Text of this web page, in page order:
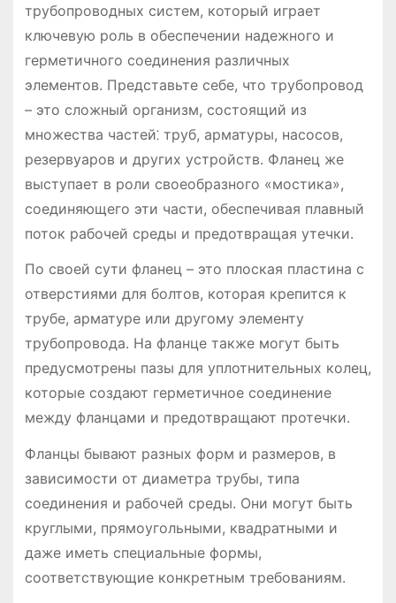
трубопроводных систем, который играет
ключевую роль в обеспечении надежного и
герметичного соединения различных
элементов. Представьте себе, что трубопровод
– это сложный организм, состоящий из
множества частей⁚ труб, арматуры, насосов,
резервуаров и других устройств. Фланец же
выступает в роли своеобразного «мостика»,
соединяющего эти части, обеспечивая плавный
поток рабочей среды и предотвращая утечки.
По своей сути фланец – это плоская пластина с
отверстиями для болтов, которая крепится к
трубе, арматуре или другому элементу
трубопровода. На фланце также могут быть
предусмотрены пазы для уплотнительных колец,
которые создают герметичное соединение
между фланцами и предотвращают протечки.
Фланцы бывают разных форм и размеров, в
зависимости от диаметра трубы, типа
соединения и рабочей среды. Они могут быть
круглыми, прямоугольными, квадратными и
даже иметь специальные формы,
соответствующие конкретным требованиям.